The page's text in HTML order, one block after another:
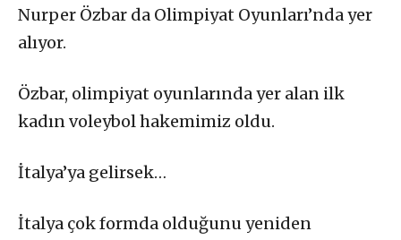
Nurper Özbar da Olimpiyat Oyunları’nda yer
alıyor.
Özbar, olimpiyat oyunlarında yer alan ilk
kadın voleybol hakemimiz oldu.
İtalya’ya gelirsek…
İtalya çok formda olduğunu yeniden